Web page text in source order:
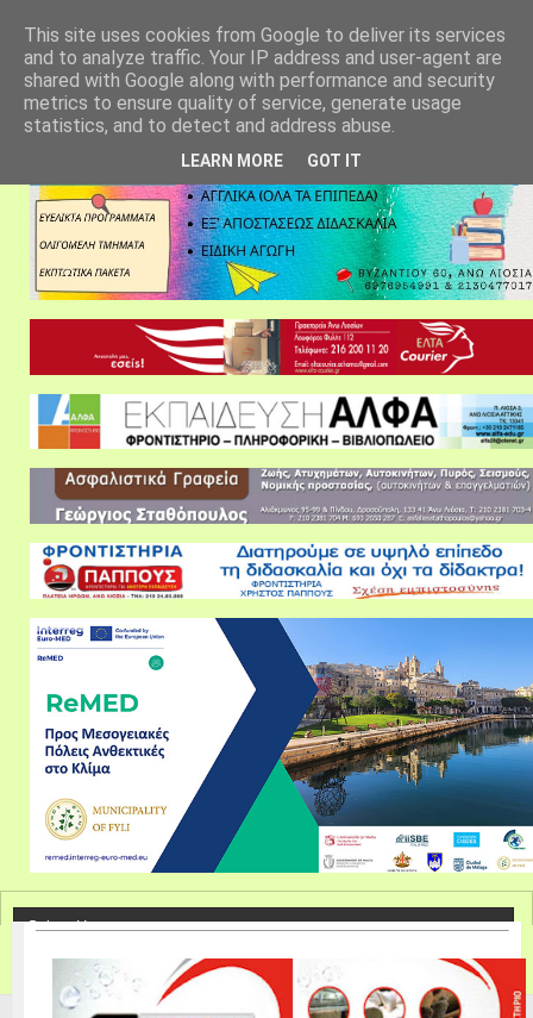
This site uses cookies from Google to deliver its services
and to analyze traffic. Your IP address and user-agent are
shared with Google along with performance and security
metrics to ensure quality of service, generate usage
statistics, and to detect and address abuse.
LEARN MORE GOT IT